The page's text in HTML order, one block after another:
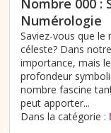
Nombre 000 :
Numérologie
Saviez-vous que
céleste? Dans
importance, mais
profondeur
nombre fascine
peut apporter...
Dans la catégorie :